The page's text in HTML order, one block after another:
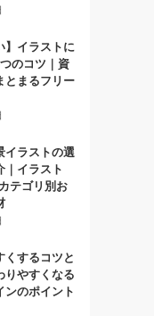
】イラストに
のコツ｜資
とまるフリー
イラストの選
｜イラスト
テゴリ別お
くするコツと
りやすくなる
ンのポイント